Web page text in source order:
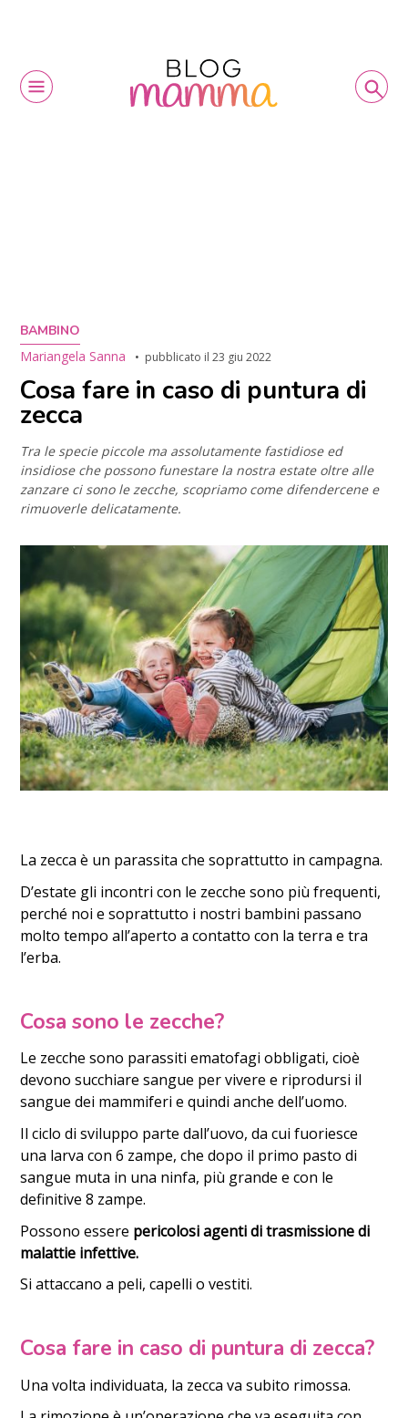
BAMBINO
Mariangela Sanna
pubblicato il23 giu 2022
Cosa fare in caso di puntura di
zecca
Tra le specie piccole ma assolutamente fastidiose ed
insidiose che possono funestare la nostra estate oltre alle
zanzare ci sono le zecche, scopriamo come difendercene e
rimuoverle delicatamente.
La zecca è un parassita che soprattutto in campagna.
D’estate gli incontri con le zecche sono più frequenti,
perché noi e soprattutto i nostri bambini passano
molto tempo all’aperto a contatto con la terra e tra
l’erba.
Cosa sono le zecche?
Le zecche sono parassiti ematofagi obbligati, cioè
devono succhiare sangue per vivere e riprodursi il
sangue dei mammiferi e quindi anche dell’uomo.
Il ciclo di sviluppo parte dall’uovo, da cui fuoriesce
una larva con 6 zampe, che dopo il primo pasto di
sangue muta in una ninfa, più grande e con le
definitive 8 zampe.
Possono essere pericolosi agenti di trasmissione di
malattie infettive.
Si attaccano a peli, capelli o vestiti.
Cosa fare in caso di puntura di zecca?
Una volta individuata, la zecca va subito rimossa.